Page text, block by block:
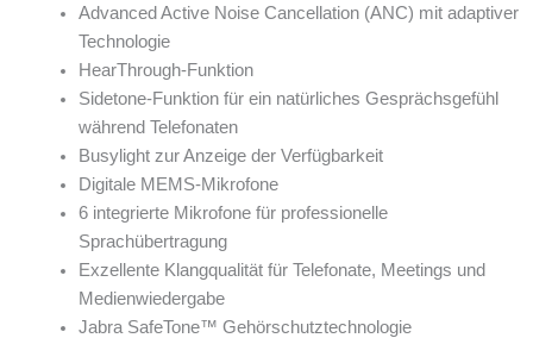
Advanced Active Noise Cancellation (ANC) mit adaptiver
Technologie
HearThrough-Funktion
Sidetone-Funktion für ein natürliches Gesprächsgefühl
während Telefonaten
Busylight zur Anzeige der Verfügbarkeit
Digitale MEMS-Mikrofone
6 integrierte Mikrofone für professionelle
Sprachübertragung
Exzellente Klangqualität für Telefonate, Meetings und
Medienwiedergabe
Jabra SafeTone™ Gehörschutztechnologie